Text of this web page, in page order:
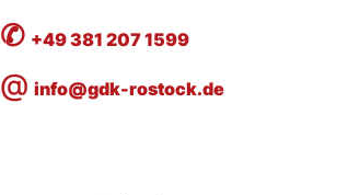
✆ +49 381 207 1599
@ info@gdk-rostock.de